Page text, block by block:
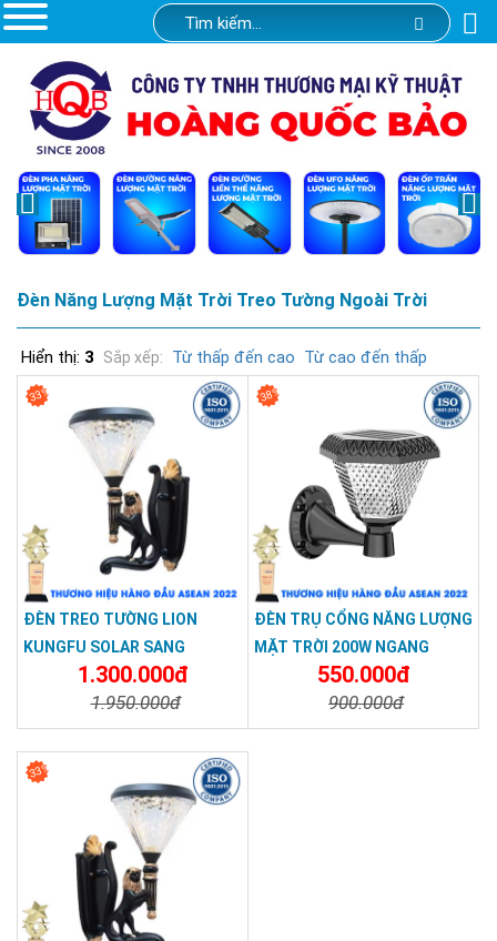
Đèn Năng Lượng Mặt Trời Treo Tường Ngoài Trời
Hiển thị: 3 Sắp xếp: Từ thấp đến cao Từ cao đến thấp
33%
ĐÈN TREO TƯỜNG LION
KUNGFU SOLAR SANG
TRỌNG, ĐẲNG CẤP - ĐÈN
TREO TƯỜNG NĂNG LƯỢNG
MẶT TRỜI
1.300.000đ
1.950.000đ
38%
ĐÈN TRỤ CỔNG NĂNG LƯỢNG
MẶT TRỜI 200W NGANG
550.000đ
900.000đ
33%